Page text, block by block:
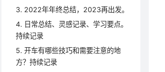
3. 2022年年终总结，2023再出发。
4. 日常总结、灵感记录、学习要点。
持续记录
5. 开车有哪些技巧和需要注意的地
方？持续记录